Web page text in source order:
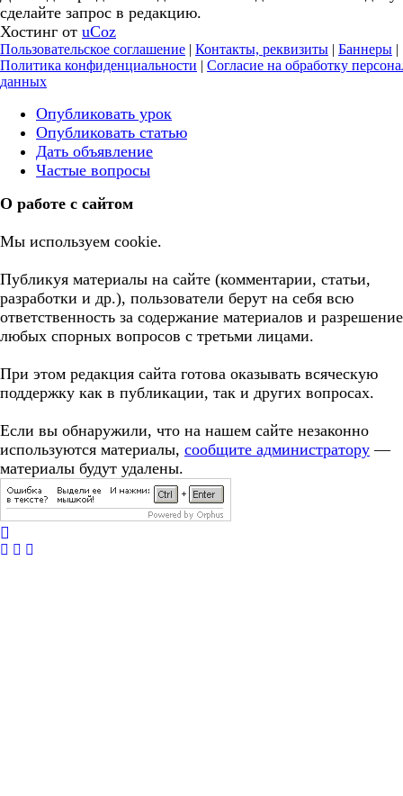
сделайте запрос в редакцию.
Хостинг от uCoz
Пользовательское соглашение | Контакты, реквизиты | Баннеры |
Политика конфиденциальности | Согласие на обработку
данных
Опубликовать урок
Опубликовать статью
Дать объявление
Частые вопросы
О работе с сайтом
Мы используем cookie.
Публикуя материалы на сайте (комментарии, статьи,
разработки и др.), пользователи берут на себя всю
ответственность за содержание материалов и разрешение
любых спорных вопросов с третьми лицами.
При этом редакция сайта готова оказывать всяческую
поддержку как в публикации, так и других вопросах.
Если вы обнаружили, что на нашем сайте незаконно
используются материалы, сообщите администратору —
материалы будут удалены.